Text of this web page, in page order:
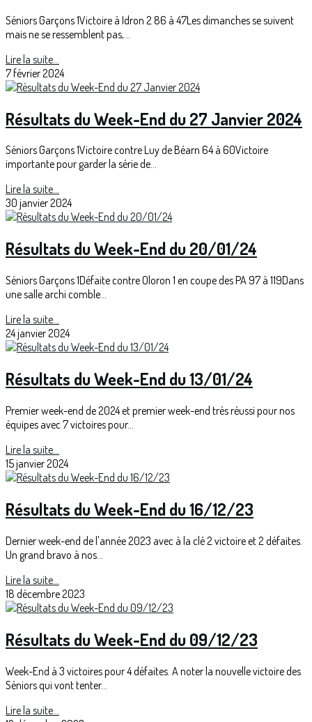
Séniors Garçons 1Victoire à Idron 2 86 à 47Les dimanches se suivent
mais ne se ressemblent pas,...
Lire la suite...
7 février 2024
Résultats du Week-End du 27 Janvier 2024
Séniors Garçons 1Victoire contre Luy de Béarn 64 à 60Victoire
importante pour garder la série de...
Lire la suite...
30 janvier 2024
Résultats du Week-End du 20/01/24
Séniors Garçons 1Défaite contre Oloron 1 en coupe des PA 97 à 119Dans
une salle archi comble...
Lire la suite...
24 janvier 2024
Résultats du Week-End du 13/01/24
Premier week-end de 2024 et premier week-end très réussi pour nos
équipes avec 7 victoires pour...
Lire la suite...
15 janvier 2024
Résultats du Week-End du 16/12/23
Dernier week-end de l'année 2023 avec à la clé 2 victoire et 2 défaites.
Un grand bravo à nos...
Lire la suite...
18 décembre 2023
Résultats du Week-End du 09/12/23
Week-End à 3 victoires pour 4 défaites. A noter la nouvelle victoire des
Séniors qui vont tenter...
Lire la suite...